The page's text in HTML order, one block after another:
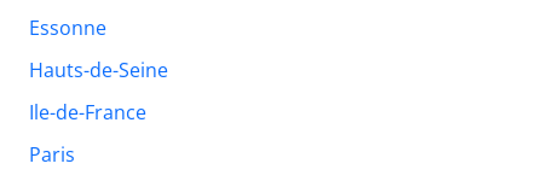
Essonne
Hauts-de-Seine
Ile-de-France
Paris